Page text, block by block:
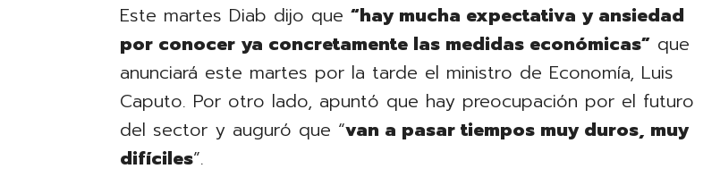
Este martes Diab dijo que“hay mucha expectativa y ansiedad
por conocer ya concretamente las medidas económicas” que
anunciará este martes por la tarde el ministro de Economía, Luis
Caputo. Por otro lado, apuntó que hay preocupación por el futuro
del sector y auguró que “van a pasar tiempos muy duros, muy
difíciles”.